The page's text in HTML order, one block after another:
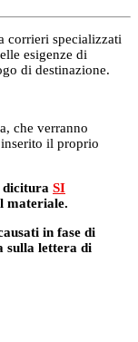
corrieri specializzati
esigenze di
di destinazione.
che verranno
il proprio
dicitura SI
materiale.
in fase di
sulla lettera di